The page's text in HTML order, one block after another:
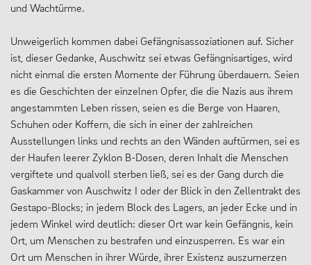
und Wachtürme.
Unweigerlich kommen dabei Gefängnisassoziationen auf. Sicher
ist, dieser Gedanke, Auschwitz sei etwas Gefängnisartiges, wird
nicht einmal die ersten Momente der Führung überdauern. Seien
es die Geschichten der einzelnen Opfer, die die Nazis aus ihrem
angestammten Leben rissen, seien es die Berge von Haaren,
Schuhen oder Koffern, die sich in einer der zahlreichen
Ausstellungen links und rechts an den Wänden auftürmen, sei es
der Haufen leerer Zyklon B-Dosen, deren Inhalt die Menschen
vergiftete und qualvoll sterben ließ, sei es der Gang durch die
Gaskammer von Auschwitz I oder der Blick in den Zellentrakt des
Gestapo-Blocks; in jedem Block des Lagers, an jeder Ecke und in
jedem Winkel wird deutlich: dieser Ort war kein Gefängnis, kein
Ort, um Menschen zu bestrafen und einzusperren. Es war ein
Ort um Menschen in ihrer Würde, ihrer Existenz auszumerzen